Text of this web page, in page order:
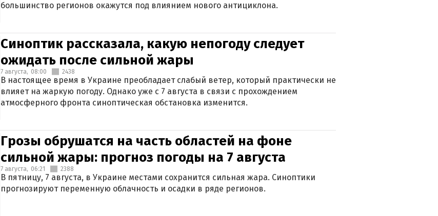
большинство регионов окажутся под влиянием нового антициклона.
Синоптик рассказала, какую непогоду следует
ожидать после сильной жары
7 августа, 08:00 2438
В настоящее время в Украине преобладает слабый ветер, который практически не
влияет на жаркую погоду. Однако уже с 7 августа в связи с прохождением
атмосферного фронта синоптическая обстановка изменится.
Грозы обрушатся на часть областей на фоне
сильной жары: прогноз погоды на 7 августа
7 августа, 06:21 2388
В пятницу, 7 августа, в Украине местами сохранится сильная жара. Синоптики
прогнозируют переменную облачность и осадки в ряде регионов.